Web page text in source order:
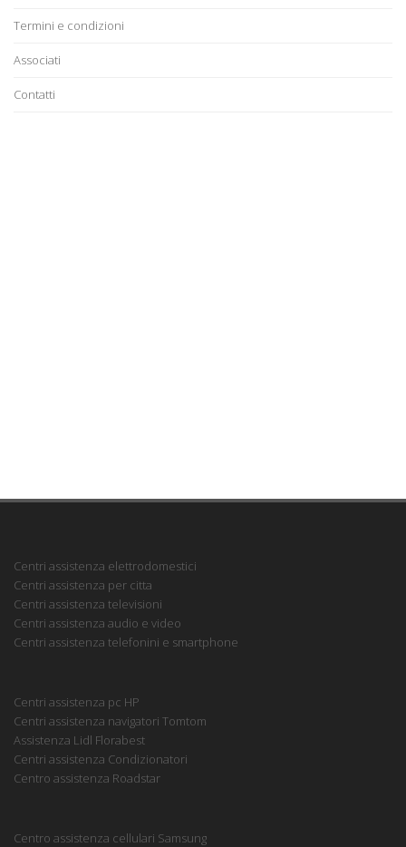
Termini e condizioni
Associati
Contatti
Centri assistenza elettrodomestici
Centri assistenza per citta
Centri assistenza televisioni
Centri assistenza audio e video
Centri assistenza telefonini e smartphone
Centri assistenza pc HP
Centri assistenza navigatori Tomtom
Assistenza Lidl Florabest
Centri assistenza Condizionatori
Centro assistenza Roadstar
Centro assistenza cellulari Samsung